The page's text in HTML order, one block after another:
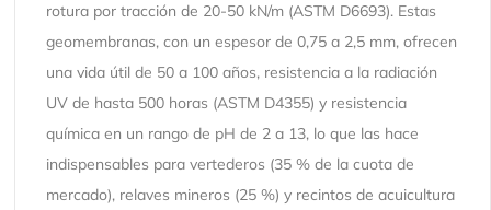
rotura por tracción de 20-50 kN/m (ASTM D6693). Estas
geomembranas, con un espesor de 0,75 a 2,5 mm, ofrecen
una vida útil de 50 a 100 años, resistencia a la radiación
UV de hasta 500 horas (ASTM D4355) y resistencia
química en un rango de pH de 2 a 13, lo que las hace
indispensables para vertederos (35 % de la cuota de
mercado), relaves mineros (25 %) y recintos de acuicultura